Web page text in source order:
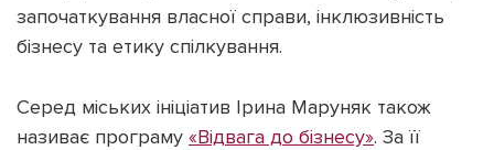
започаткування власної справи, інклюзивність
бізнесу та етику спілкування.
Серед міських ініціатив Ірина Маруняк також
називає програму «Відвага до бізнесу». За її